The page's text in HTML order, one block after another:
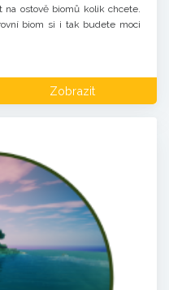
ostově biomů kolik chcete.
biom si i tak budete moci
Zobrazit